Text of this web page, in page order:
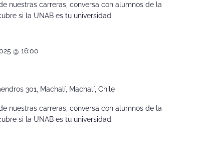
nuestras carreras, conversa con alumnos de la
si la UNAB es tu universidad.
@ 16:00
301, Machalí, Machalí, Chile
nuestras carreras, conversa con alumnos de la
si la UNAB es tu universidad.